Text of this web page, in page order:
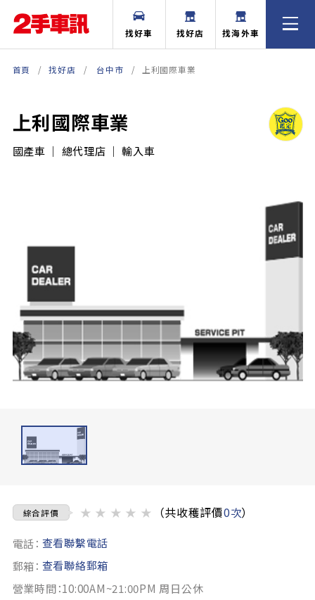
找好車 找好店 找海外車
首頁 找好店 台中市 上利國際車業
上利國際車業
國產車 ｜ 總代理店 ｜ 輸入車
綜合評價 ★ ★ ★ ★ ★ （共收穫評價0次）
電話： 查看聯繫電話
郵箱： 查看聯絡郵箱
營業時間：10:00AM~21:00PM 周日公休